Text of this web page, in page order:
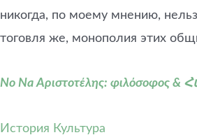
никогда, по моему мнению,
тоговля же, монополия этих
No Na Αριστοτέλης:
История Культура